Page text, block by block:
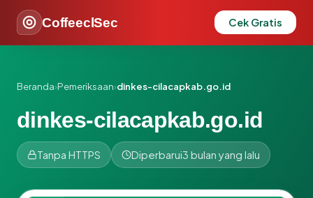
CoffeeclSec Cek Gratis
Beranda›Pemeriksaan›dinkes-cilacapkab.go.id
dinkes-cilacapkab.go.id
Tanpa HTTPS Diperbarui3 bulan yang lalu